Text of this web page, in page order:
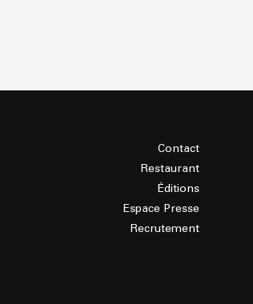
Contact
Restaurant
Éditions
Espace Presse
Recrutement